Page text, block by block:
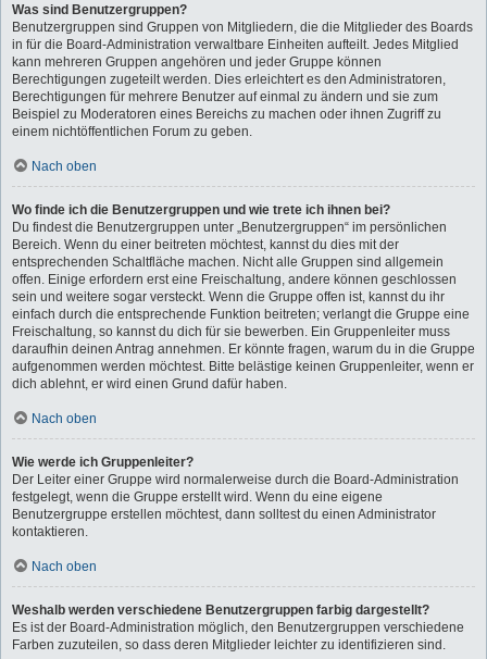
Was sind Benutzergruppen?
Benutzergruppen sind Gruppen von Mitgliedern, die die Mitglieder des Boards
in für die Board-Administration verwaltbare Einheiten aufteilt. Jedes Mitglied
kann mehreren Gruppen angehören und jeder Gruppe können
Berechtigungen zugeteilt werden. Dies erleichtert es den Administratoren,
Berechtigungen für mehrere Benutzer auf einmal zu ändern und sie zum
Beispiel zu Moderatoren eines Bereichs zu machen oder ihnen Zugriff zu
einem nichtöffentlichen Forum zu geben.
Nach oben
Wo finde ich die Benutzergruppen und wie trete ich ihnen bei?
Du findest die Benutzergruppen unter „Benutzergruppen“ im persönlichen
Bereich. Wenn du einer beitreten möchtest, kannst du dies mit der
entsprechenden Schaltfläche machen. Nicht alle Gruppen sind allgemein
offen. Einige erfordern erst eine Freischaltung, andere können geschlossen
sein und weitere sogar versteckt. Wenn die Gruppe offen ist, kannst du ihr
einfach durch die entsprechende Funktion beitreten; verlangt die Gruppe eine
Freischaltung, so kannst du dich für sie bewerben. Ein Gruppenleiter muss
daraufhin deinen Antrag annehmen. Er könnte fragen, warum du in die Gruppe
aufgenommen werden möchtest. Bitte belästige keinen Gruppenleiter, wenn er
dich ablehnt, er wird einen Grund dafür haben.
Nach oben
Wie werde ich Gruppenleiter?
Der Leiter einer Gruppe wird normalerweise durch die Board-Administration
festgelegt, wenn die Gruppe erstellt wird. Wenn du eine eigene
Benutzergruppe erstellen möchtest, dann solltest du einen Administrator
kontaktieren.
Nach oben
Weshalb werden verschiedene Benutzergruppen farbig dargestellt?
Es ist der Board-Administration möglich, den Benutzergruppen verschiedene
Farben zuzuteilen, so dass deren Mitglieder leichter zu identifizieren sind.